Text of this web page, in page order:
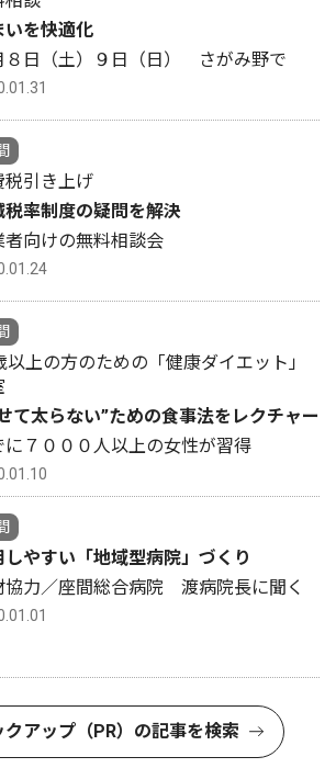
いを快適化
８日（土）９日（日） さがみ野で
税引き上げ
税率制度の疑問を解決
者向けの無料相談会
以上の方のための「健康ダイエット」
て太らない”ための食事法をレクチャー
に７０００人以上の女性が習得
しやすい「地域型病院」づくり
協力／座間総合病院 渡病院長に聞く
クアップ（PR）の記事を検索